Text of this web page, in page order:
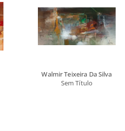
Walmir Teixeira Da Silva
Sem Título